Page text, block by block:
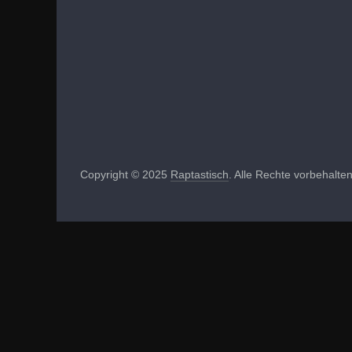
Copyright © 2025 Raptastisch . Alle Rechte